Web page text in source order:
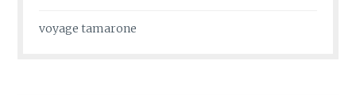
voyage tamarone